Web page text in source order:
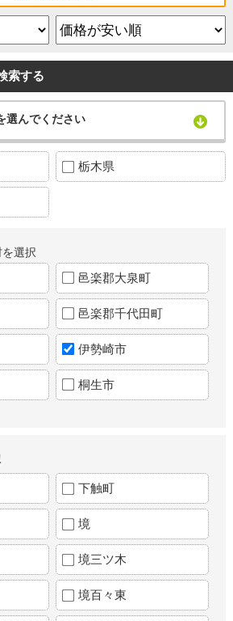
索する
選んでください
栃木県
選択
邑楽郡大泉町
邑楽郡千代田町
伊勢崎市
桐生市
下触町
境
境三ツ木
境百々東